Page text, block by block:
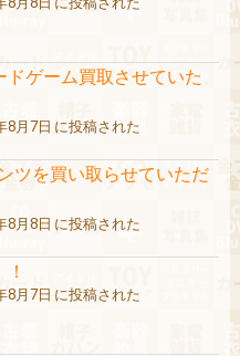
ゲーム買取させていた
8月7日 に投稿された
ツを買い取らせていただ
8月8日 に投稿された
8月7日 に投稿された